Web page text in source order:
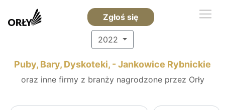
Zgłoś się
2022
Puby, Bary, Dyskoteki, - Jankowice Rybnickie
oraz inne firmy z branży nagrodzone przez Orły